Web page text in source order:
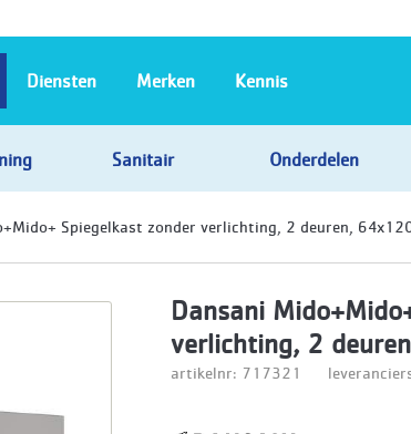
Sanitair Onderdelen
Diensten Merken Kennis
Spiegelkast zonder verlichting, 2 deuren,
Dansani
verlichting, 2
artikelnr: 717321